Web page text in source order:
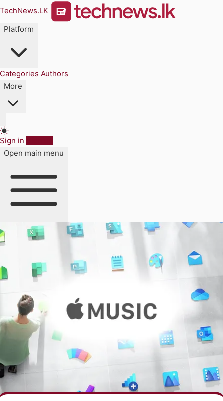
TechNews.LK
Platform
Categories Authors
More
Sign in
Open main menu